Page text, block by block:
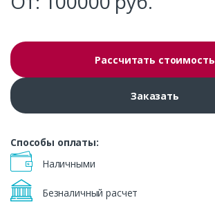
Рассчитать стоимость
Заказать
Способы оплаты:
Наличными
Безналичный расчет